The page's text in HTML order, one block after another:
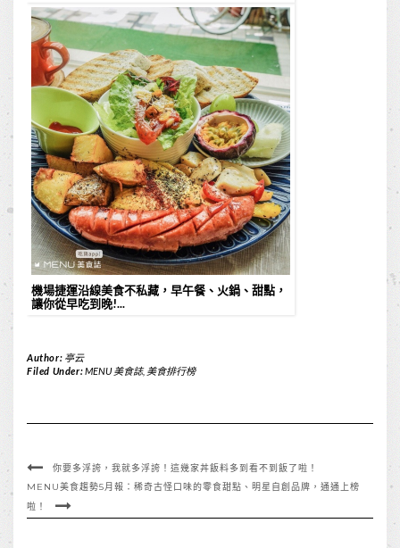
機場捷運沿線美食不私藏，早午餐、火鍋、甜點，
讓你從早吃到晚!...
Author: 亭云
Filed Under:MENU 美食誌, 美食排行榜
你要多浮誇，我就多浮誇！這幾家丼飯料多到看不到飯了啦！
MENU美食趨勢5月報：稀奇古怪口味的零食甜點、明星自創品牌，通通上榜
啦！